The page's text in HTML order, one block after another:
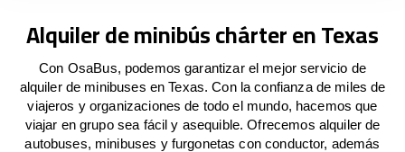
Alquiler de minibús chárter en Texas
Con OsaBus, podemos garantizar el mejor servicio de
alquiler de minibuses en Texas. Con la confianza de miles de
viajeros y organizaciones de todo el mundo, hacemos que
viajar en grupo sea fácil y asequible. Ofrecemos alquiler de
autobuses, minibuses y furgonetas con conductor, además